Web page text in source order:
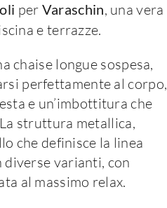
per Varaschin, una vera
e terrazze.
chaise longue sospesa,
perfettamente al corpo,
e un’imbottitura che
struttura metallica,
che definisce la linea
varianti, con
al massimo relax.